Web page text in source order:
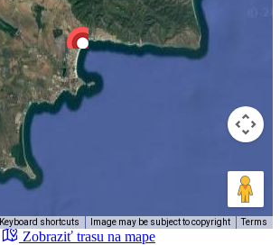
Keyboard shortcuts Image may be subject to copyright Terms
Zobraziť trasu na mape